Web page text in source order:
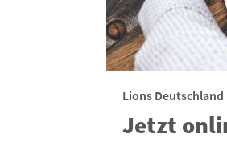
Lions Deutschland
Jetzt